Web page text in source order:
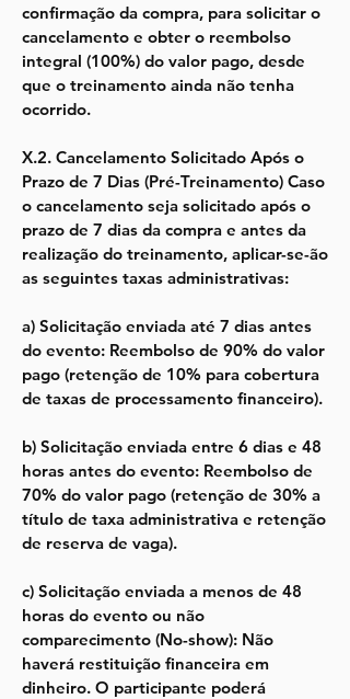
confirmação da compra, para solicitar o
cancelamento e obter o reembolso
integral (100%) do valor pago, desde
que o treinamento ainda não tenha
ocorrido.
X.2. Cancelamento Solicitado Após o
Prazo de 7 Dias (Pré-Treinamento) Caso
o cancelamento seja solicitado após o
prazo de 7 dias da compra e antes da
realização do treinamento, aplicar-se-ão
as seguintes taxas administrativas:
a) Solicitação enviada até 7 dias antes
do evento: Reembolso de 90% do valor
pago (retenção de 10% para cobertura
de taxas de processamento financeiro).
b) Solicitação enviada entre 6 dias e 48
horas antes do evento: Reembolso de
70% do valor pago (retenção de 30% a
título de taxa administrativa e retenção
de reserva de vaga).
c) Solicitação enviada a menos de 48
horas do evento ou não
comparecimento (No-show): Não
haverá restituição financeira em
dinheiro. O participante poderá